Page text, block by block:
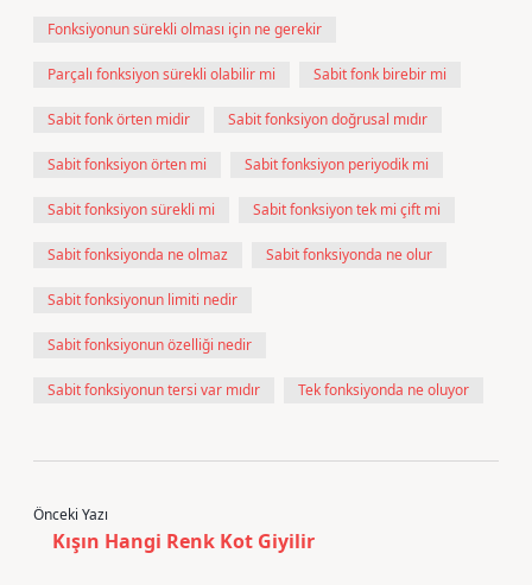
Fonksiyonun sürekli olması için ne gerekir
Parçalı fonksiyon sürekli olabilir mi Sabit fonk birebir mi
Sabit fonk örten midir Sabit fonksiyon doğrusal mıdır
Sabit fonksiyon örten mi Sabit fonksiyon periyodik mi
Sabit fonksiyon sürekli mi Sabit fonksiyon tek mi çift mi
Sabit fonksiyonda ne olmaz Sabit fonksiyonda ne olur
Sabit fonksiyonun limiti nedir
Sabit fonksiyonun özelliği nedir
Sabit fonksiyonun tersi var mıdır Tek fonksiyonda ne oluyor
Önceki Yazı
Kışın Hangi Renk Kot Giyilir